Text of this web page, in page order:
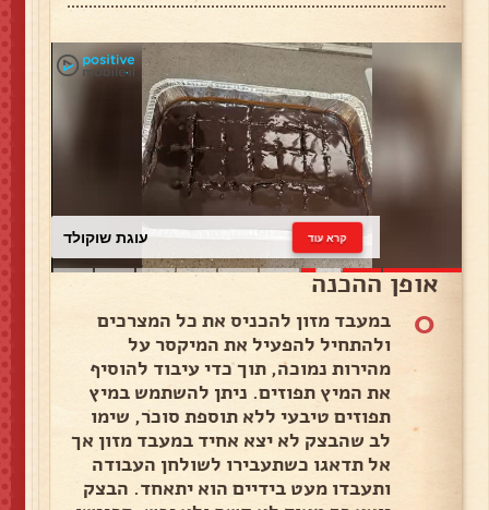
עוגת שוקולד קרא עוד
אופן ההכנה
0
במעבד מזון להכניס את כל המצרכים
ולהתחיל להפעיל את המיקסר על
מהירות נמוכה, תוך כדי עיבוד להוסיף
את המיץ תפוזים. ניתן להשתמש במיץ
תפוזים טיבעי ללא תוספת סוכר, שימו
לב שהבצק לא יצא אחיד במעבד מזון אך
אל תדאגו כשתעבירו לשולחן העבודה
ותעבדו מעט בידיים הוא יתאחד. הבצק